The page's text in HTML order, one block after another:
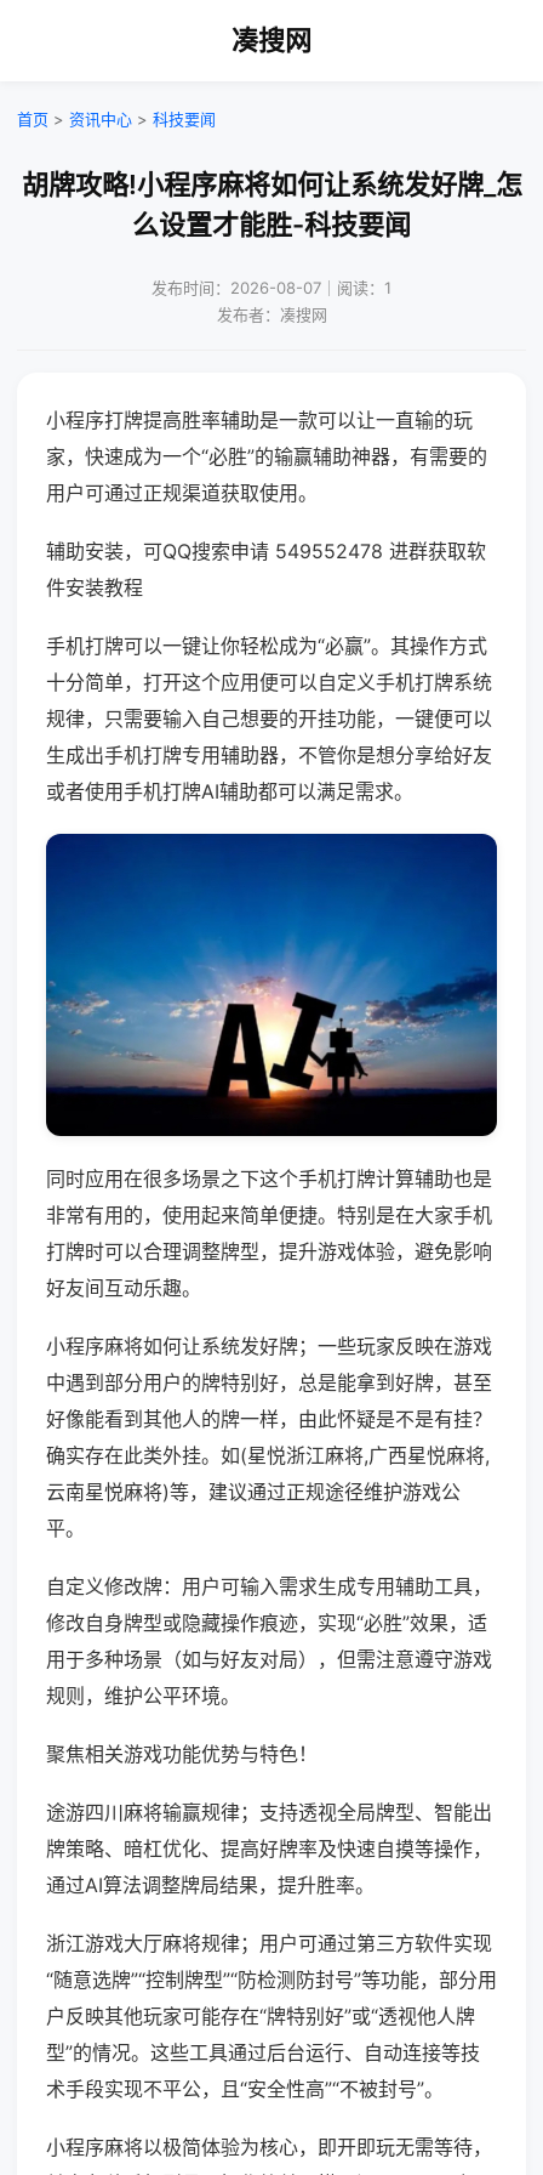
凑搜网
首页 > 资讯中心 > 科技要闻
胡牌攻略!小程序麻将如何让系统发好牌_怎
么设置才能胜-科技要闻
发布时间：2026-08-07｜阅读：1
发布者：凑搜网
小程序打牌提高胜率辅助是一款可以让一直输的玩
家，快速成为一个“必胜”的输赢辅助神器，有需要的
用户可通过正规渠道获取使用。
辅助安装，可QQ搜索申请 549552478 进群获取软
件安装教程
手机打牌可以一键让你轻松成为“必赢”。其操作方式
十分简单，打开这个应用便可以自定义手机打牌系统
规律，只需要输入自己想要的开挂功能，一键便可以
生成出手机打牌专用辅助器，不管你是想分享给好友
或者使用手机打牌AI辅助都可以满足需求。
同时应用在很多场景之下这个手机打牌计算辅助也是
非常有用的，使用起来简单便捷。特别是在大家手机
打牌时可以合理调整牌型，提升游戏体验，避免影响
好友间互动乐趣。
小程序麻将如何让系统发好牌；一些玩家反映在游戏
中遇到部分用户的牌特别好，总是能拿到好牌，甚至
好像能看到其他人的牌一样，由此怀疑是不是有挂？
确实存在此类外挂。如(星悦浙江麻将,广西星悦麻将,
云南星悦麻将)等，建议通过正规途径维护游戏公
平。
自定义修改牌：用户可输入需求生成专用辅助工具，
修改自身牌型或隐藏操作痕迹，实现“必胜”效果，适
用于多种场景（如与好友对局），但需注意遵守游戏
规则，维护公平环境。
聚焦相关游戏功能优势与特色！
途游四川麻将输赢规律；支持透视全局牌型、智能出
牌策略、暗杠优化、提高好牌率及快速自摸等操作，
通过AI算法调整牌局结果，提升胜率。
浙江游戏大厅麻将规律；用户可通过第三方软件实现
“随意选牌”“控制牌型”“防检测防封号”等功能，部分用
户反映其他玩家可能存在“牌特别好”或“透视他人牌
型”的情况。这些工具通过后台运行、自动连接等技
术手段实现不平公，且“安全性高”“不被封号”。
小程序麻将以极简体验为核心，即开即玩无需等待，